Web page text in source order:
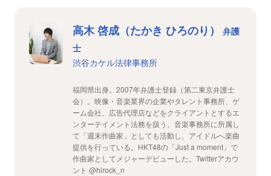
高木 啓成（たかき ひろのり）
弁護
士
渋谷カケル法律事務所
福岡県出身。2007年弁護士登録（第二東京弁護士
会）。映像・音楽業界の企業やタレント事務所、ゲ
ーム会社、広告代理店などをクライアントとするエ
ンターテイメント法務を扱う。音楽事務所に所属し
て「週末作曲家」としても活動し、アイドルへ楽曲
提供を行っている。HKT48の「Just a moment」で
作曲家としてメジャーデビューした。Twitterアカウ
ント @hirock_n